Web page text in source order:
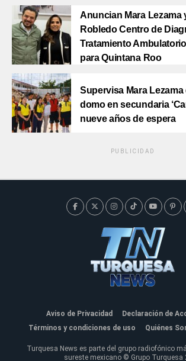
Anuncian Mara Lezama
Robledo Centro de
Tratamiento
para Quintana Roo
Supervisa Mara Lezama
domo en secundaria
nueve años de espera
PUBLICIDAD
Aviso de Privacidad
Declaración de
Términos y condiciones de uso
Quiénes
Turquesa News es parte del grupo radiofónico
sureste mexicano © Grupo Turquesa